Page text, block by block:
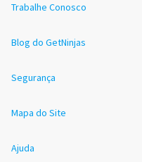
Trabalhe Conosco
Blog do GetNinjas
Segurança
Mapa do Site
Ajuda